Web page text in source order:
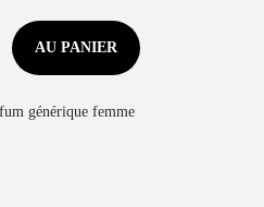
AU PANIER
générique femme